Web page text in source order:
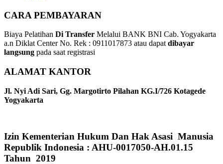
CARA PEMBAYARAN
Biaya Pelatihan Di Transfer Melalui BANK BNI Cab. Yogyakarta
a.n Diklat Center No. Rek : 0911017873 atau dapatdibayar
langsung pada saat registrasi
ALAMAT KANTOR
Jl. Nyi Adi Sari, Gg. Margotirto Pilahan KG.I/726 Kotagede
Yogyakarta
Izin Kementerian Hukum Dan Hak Asasi Manusia
Republik Indonesia : AHU-0017050-AH.01.15
Tahun 2019